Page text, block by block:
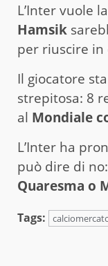
L’Inter vuole
Hamsik
per riuscire
Il giocatore
strepitosa: 8
al Mondiale
L’Inter ha
può dire di
Quaresma o
Tags: